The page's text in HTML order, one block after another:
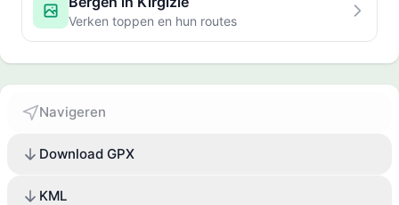
Verken toppen en hun routes
Navigeren
Download GPX
KML